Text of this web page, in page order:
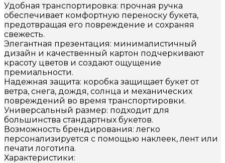
Удобная транспортировка: прочная ручка
обеспечивает комфортную переноску букета,
предотвращая его повреждение и сохраняя
свежесть.
Элегантная презентация: минималистичный
дизайн и качественный картон подчеркивают
красоту цветов и создают ощущение
премиальности.
Надежная защита: коробка защищает букет от
ветра, снега, дождя, солнца и механических
повреждений во время транспортировки.
Универсальный размер: подходит для
большинства стандартных букетов.
Возможность брендирования: легко
персонализируется с помощью наклеек, лент или
печати логотипа.
Характеристики: